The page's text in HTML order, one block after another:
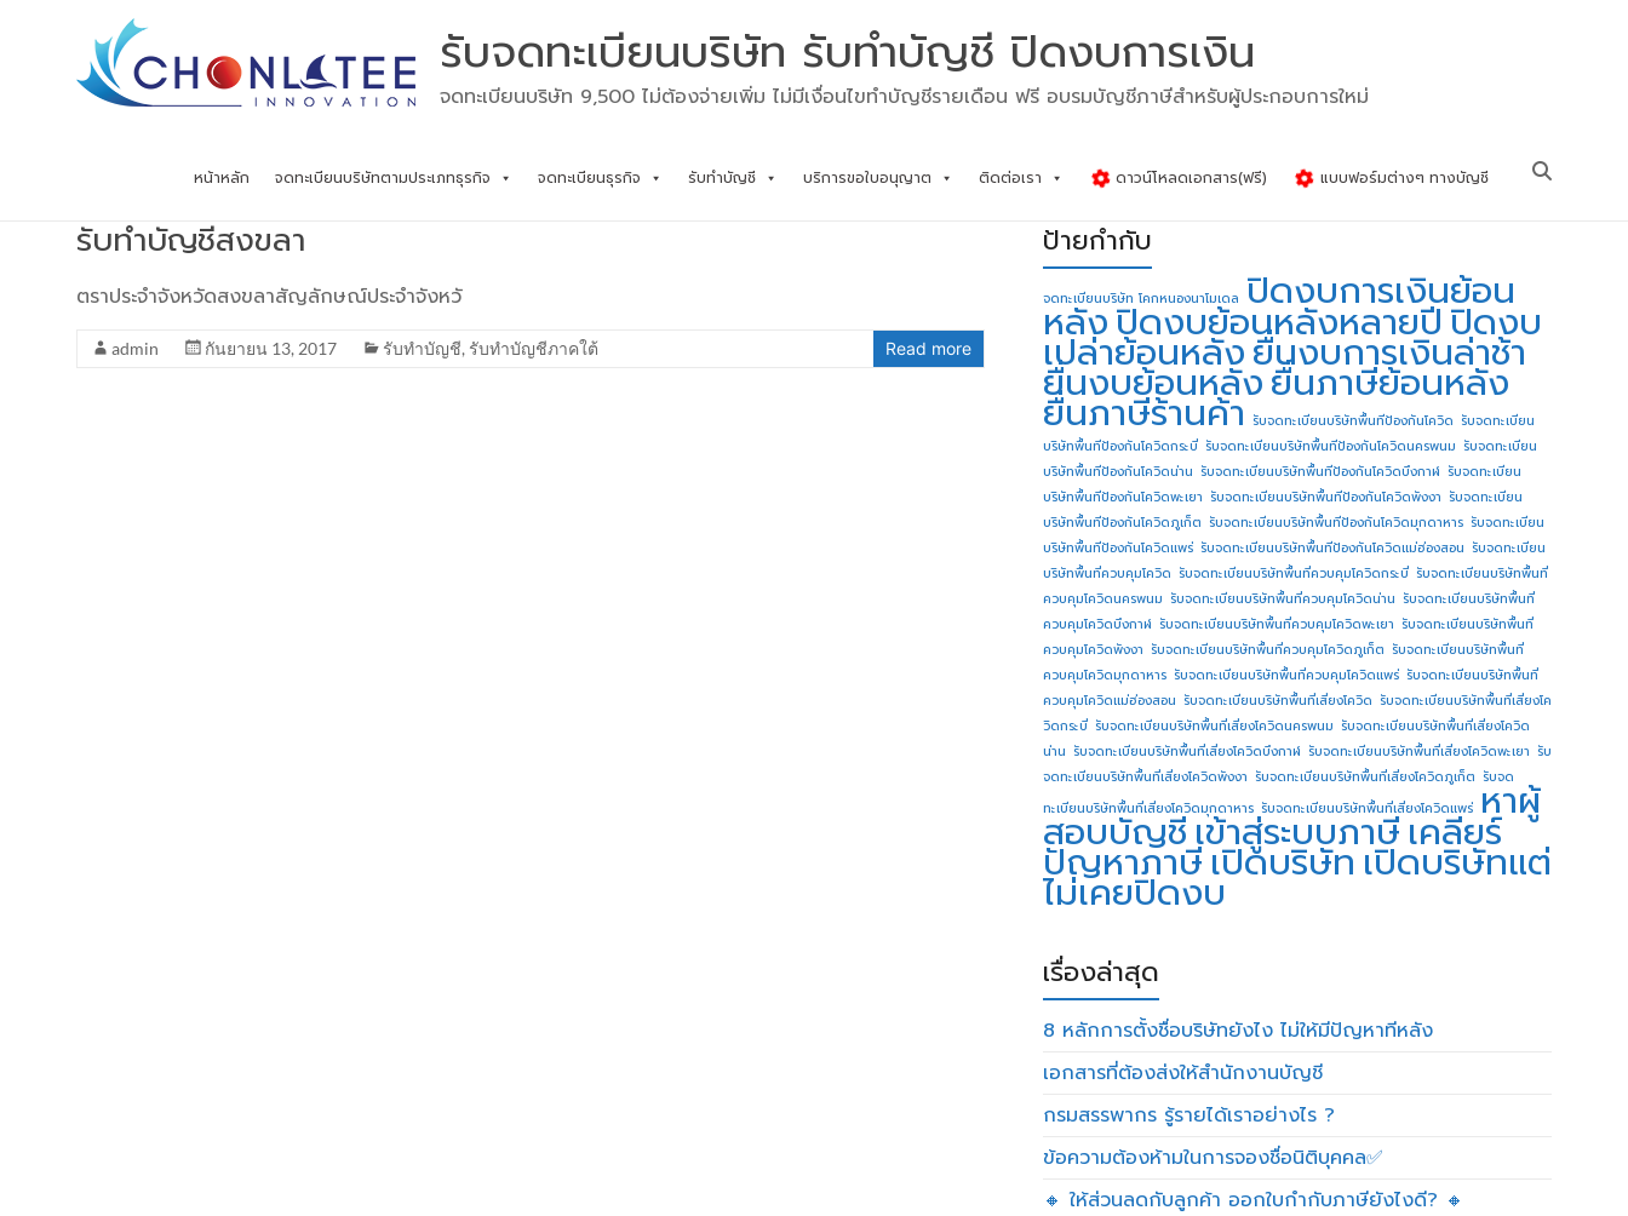
รับจดทะเบียนบริษัท รับทำบัญชี ปิดงบการเงิน
จดทะเบียนบริษัท 9,500 ไม่ต้องจ่ายเพิ่ม ไม่มีเงื่อนไขทำบัญชีรายเดือน ฟรี อบรมบัญชีภาษีสำหรับผู้ประกอบการใหม่
หน้าหลัก จดทะเบียนบริษัทตามประเภทธุรกิจ จดทะเบียนธุรกิจ รับทำบัญชี บริการขอใบอนุญาต ติดต่อเรา ดาวน์โหลดเอกสาร(ฟรี) แบบฟอร์มต่างๆ ทางบัญชี
รับทำบัญชีสงขลา
ตราประจำจังหวัดสงขลาสัญลักษณ์ประจำจังหวั
admin กันยายน 13, 2017 รับทำบัญชี, รับทำบัญชีภาคใต้ Read more
ป้ายกำกับ
จดทะเบียนบริษัท โคกหนองนาโมเดล ปิดงบการเงินย้อน
หลังปิดงบย้อนหลังหลายปี ปิดงบ
เปล่าย้อนหลังยื่นงบการเงินล่าช้า
ยื่นงบย้อนหลังยื่นภาษีย้อนหลัง
ยื่นภาษีร้านค้า รับจดทะเบียนบริษัทพื้นทีป้องกันโควิด รับจดทะเบียน
บริษัทพื้นทีป้องกันโควิดกระบี่ รับจดทะเบียนบริษัทพื้นทีป้องกันโควิดนครพนม รับจดทะเบียน
บริษัทพื้นทีป้องกันโควิดน่าน รับจดทะเบียนบริษัทพื้นทีป้องกันโควิดบึงกาฬ รับจดทะเบียน
บริษัทพื้นทีป้องกันโควิดพะเยา รับจดทะเบียนบริษัทพื้นทีป้องกันโควิดพังงา รับจดทะเบียน
บริษัทพื้นทีป้องกันโควิดภูเก็ต รับจดทะเบียนบริษัทพื้นทีป้องกันโควิดมุกดาหาร รับจดทะเบียน
บริษัทพื้นทีป้องกันโควิดแพร่ รับจดทะเบียนบริษัทพื้นทีป้องกันโควิดแม่ฮ่องสอน รับจดทะเบียน
บริษัทพื้นที่ควบคุมโควิด รับจดทะเบียนบริษัทพื้นที่ควบคุมโควิดกระบี่ รับจดทะเบียนบริษัทพื้นที่
ควบคุมโควิดนครพนม รับจดทะเบียนบริษัทพื้นที่ควบคุมโควิดน่าน รับจดทะเบียนบริษัทพื้นที่
ควบคุมโควิดบึงกาฬ รับจดทะเบียนบริษัทพื้นที่ควบคุมโควิดพะเยา รับจดทะเบียนบริษัทพื้นที่
ควบคุมโควิดพังงา รับจดทะเบียนบริษัทพื้นที่ควบคุมโควิดภูเก็ต รับจดทะเบียนบริษัทพื้นที่
ควบคุมโควิดมุกดาหาร รับจดทะเบียนบริษัทพื้นที่ควบคุมโควิดแพร่ รับจดทะเบียนบริษัทพื้นที่
ควบคุมโควิดแม่ฮ่องสอน รับจดทะเบียนบริษัทพื้นที่เสี่ยงโควิด รับจดทะเบียนบริษัทพื้นที่เสี่ยงโค
วิดกระบี่ รับจดทะเบียนบริษัทพื้นที่เสี่ยงโควิดนครพนม รับจดทะเบียนบริษัทพื้นที่เสี่ยงโควิด
น่าน รับจดทะเบียนบริษัทพื้นที่เสี่ยงโควิดบึงกาฬ รับจดทะเบียนบริษัทพื้นที่เสี่ยงโควิดพะเยา รับ
จดทะเบียนบริษัทพื้นที่เสี่ยงโควิดพังงา รับจดทะเบียนบริษัทพื้นที่เสี่ยงโควิดภูเก็ต รับจด
ทะเบียนบริษัทพื้นที่เสี่ยงโควิดมุกดาหาร รับจดทะเบียนบริษัทพื้นที่เสี่ยงโควิดแพร่ หาผู้
สอบบัญชี เข้าสู่ระบบภาษี เคลียร์
ปัญหาภาษีเปิดบริษัทเปิดบริษัทแต่
ไม่เคยปิดงบ
เรื่องล่าสุด
8 หลักการตั้งชื่อบริษัทยังไง ไม่ให้มีปัญหาทีหลัง
เอกสารที่ต้องส่งให้สำนักงานบัญชี
กรมสรรพากร รู้รายได้เราอย่างไร ?
ข้อความต้องห้ามในการจองชื่อนิติบุคคล✅
🔸 ให้ส่วนลดกับลูกค้า ออกใบกำกับภาษียังไงดี? 🔸